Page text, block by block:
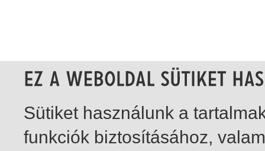
Sütiket használunk a
funkciók biztosításához,